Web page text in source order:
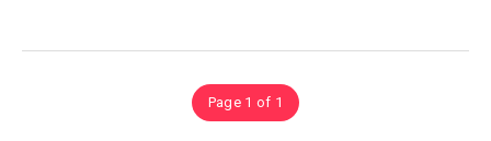
Page 1 of 1